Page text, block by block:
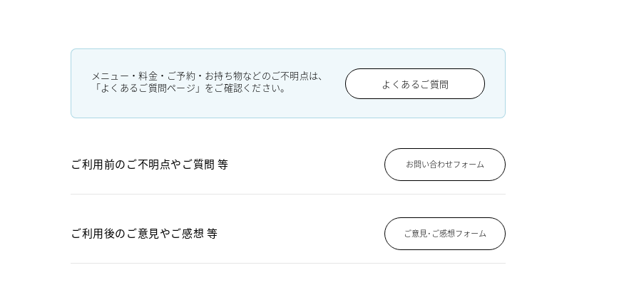
メニュー・料金・ご予約・お持ち物などのご不明点は、
「よくあるご質問ページ」をご確認ください。
よくあるご質問
ご利用前のご不明点やご質問 等 お問い合わせフォーム
ご利用後のご意見やご感想 等 ご意見･ご感想フォーム